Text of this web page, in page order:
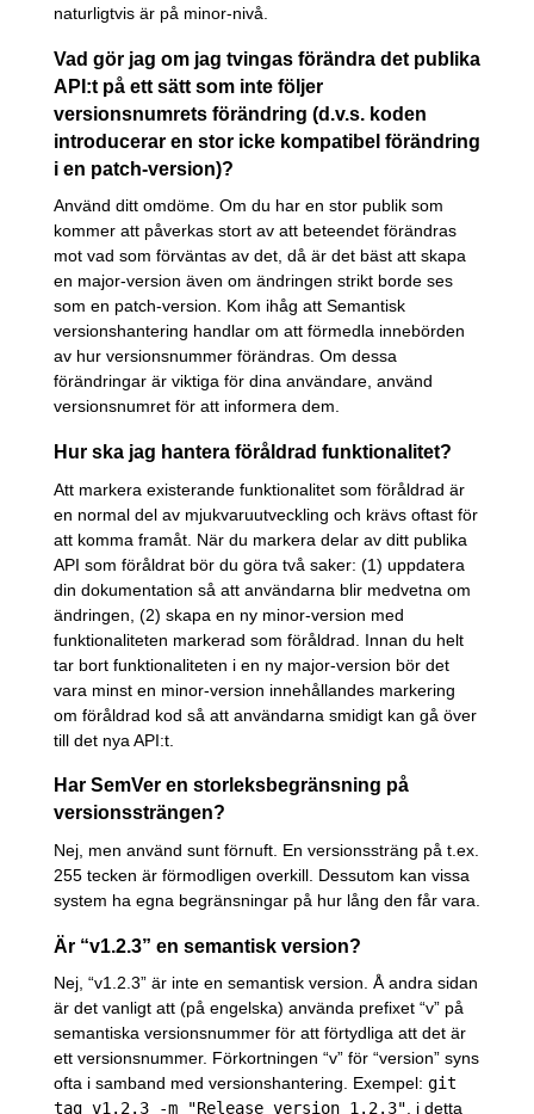
naturligtvis är på minor-nivå.
Vad gör jag om jag tvingas förändra det publika
API:t på ett sätt som inte följer
versionsnumrets förändring (d.v.s. koden
introducerar en stor icke kompatibel förändring
i en patch-version)?
Använd ditt omdöme. Om du har en stor publik som
kommer att påverkas stort av att beteendet förändras
mot vad som förväntas av det, då är det bäst att skapa
en major-version även om ändringen strikt borde ses
som en patch-version. Kom ihåg att Semantisk
versionshantering handlar om att förmedla innebörden
av hur versionsnummer förändras. Om dessa
förändringar är viktiga för dina användare, använd
versionsnumret för att informera dem.
Hur ska jag hantera föråldrad funktionalitet?
Att markera existerande funktionalitet som föråldrad är
en normal del av mjukvaruutveckling och krävs oftast för
att komma framåt. När du markera delar av ditt publika
API som föråldrat bör du göra två saker: (1) uppdatera
din dokumentation så att användarna blir medvetna om
ändringen, (2) skapa en ny minor-version med
funktionaliteten markerad som föråldrad. Innan du helt
tar bort funktionaliteten i en ny major-version bör det
vara minst en minor-version innehållandes markering
om föråldrad kod så att användarna smidigt kan gå över
till det nya API:t.
Har SemVer en storleksbegränsning på
versionssträngen?
Nej, men använd sunt förnuft. En versionssträng på t.ex.
255 tecken är förmodligen overkill. Dessutom kan vissa
system ha egna begränsningar på hur lång den får vara.
Är “v1.2.3” en semantisk version?
Nej, “v1.2.3” är inte en semantisk version. Å andra sidan
är det vanligt att (på engelska) använda prefixet “v” på
semantiska versionsnummer för att förtydliga att det är
ett versionsnummer. Förkortningen “v” för “version” syns
ofta i samband med versionshantering. Exempel: git
tag v1.2.3 -m "Release version 1.2.3" , i detta